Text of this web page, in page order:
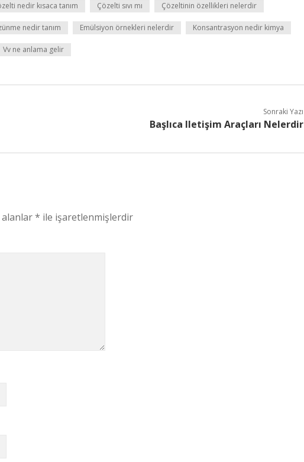
nedir kısaca tanım Çözelti sıvı mı Çözeltinin özellikleri nelerdir
nedir tanım Emülsiyon örnekleri nelerdir Konsantrasyon nedir kimya
Vv ne anlama gelir
Sonraki Yazı
Başlıca Iletişim Araçları Nelerdir
* ile işaretlenmişlerdir